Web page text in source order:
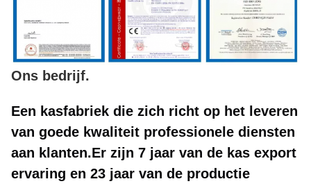
Ons bedrijf.
Een kasfabriek die zich richt op het leveren
van goede kwaliteit professionele diensten
aan klanten.Er zijn 7 jaar van de kas export
ervaring en 23 jaar van de productie